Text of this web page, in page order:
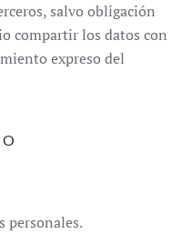
salvo obligación
compartir los datos con
expreso del
personales.